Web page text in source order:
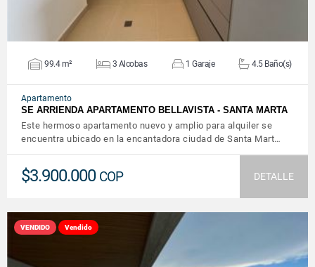
99.4 m² 3 Alcobas 1 Garaje 4.5 Baño(s)
Apartamento
SE ARRIENDA APARTAMENTO BELLAVISTA - SANTA MARTA
Este hermoso apartamento nuevo y amplio para alquiler se
encuentra ubicado en la encantadora ciudad de Santa Mart…
$3.900.000 COP DETALLE
VENDIDO Vendido